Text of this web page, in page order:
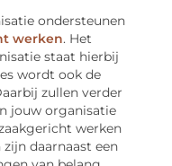
ondersteunen
werken. Het
staat hierbij
wordt ook de
zullen verder
jouw organisatie
werken
daarnaast een